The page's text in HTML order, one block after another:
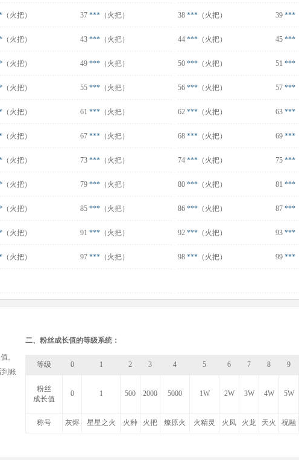
（火把） 37 *** （火把） 38 *** （火把） 39 ***
（火把） 43 *** （火把） 44 *** （火把） 45 ***
（火把） 49 *** （火把） 50 *** （火把） 51 ***
（火把） 55 *** （火把） 56 *** （火把） 57 ***
（火把） 61 *** （火把） 62 *** （火把） 63 ***
（火把） 67 *** （火把） 68 *** （火把） 69 ***
（火把） 73 *** （火把） 74 *** （火把） 75 ***
（火把） 79 *** （火把） 80 *** （火把） 81 ***
（火把） 85 *** （火把） 86 *** （火把） 87 ***
（火把） 91 *** （火把） 92 *** （火把） 93 ***
（火把） 97 *** （火把） 98 *** （火把） 99 ***
。
账
二、粉丝成长值的等级系统：
等级 0 1 2 3 4 5 6 7 8 9
粉丝
成长值
0 1 500 2000 5000 1W 2W 3W 4W 5W
称号 灰烬 星星之火 火种 火把 燎原火 火精灵 火凤 火龙 天火 祝融